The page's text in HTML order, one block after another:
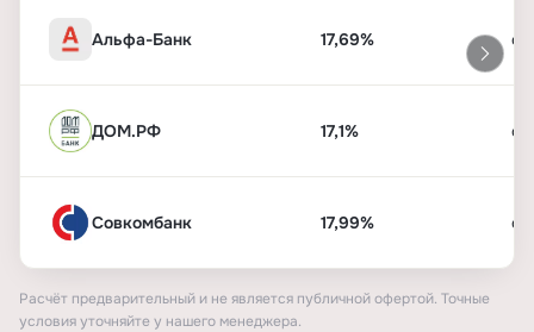
Альфа-Банк 17,69%
ДОМ.РФ 17,1%
Совкомбанк 17,99%
Расчёт предварительный и не является публичной офертой. Точные
условия уточняйте у нашего менеджера.